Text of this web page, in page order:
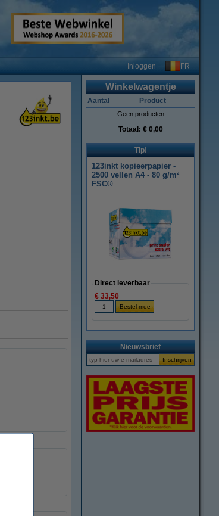
Inloggen FR
Winkelwagentje
Aantal Product
Geen producten
Totaal: € 0,00
Tip!
123inkt kopieerpapier -
2500 vellen A4 - 80 g/m²
FSC®
Direct leverbaar
€ 33,50
Nieuwsbrief